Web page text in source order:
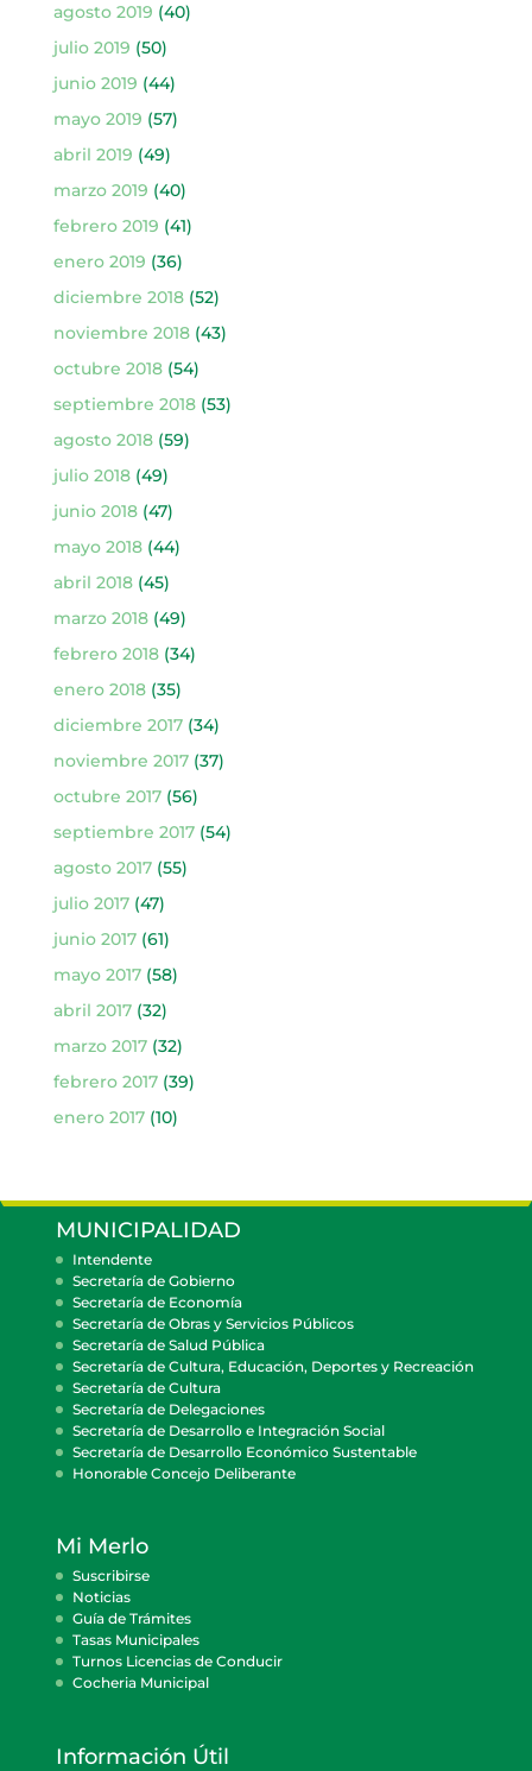
agosto 2019 (40)
julio 2019 (50)
junio 2019 (44)
mayo 2019 (57)
abril 2019 (49)
marzo 2019 (40)
febrero 2019 (41)
enero 2019 (36)
diciembre 2018(52)
noviembre 2018(43)
octubre 2018(54)
septiembre 2018(53)
agosto 2018(59)
julio 2018(49)
junio 2018(47)
mayo 2018(44)
abril 2018(45)
marzo 2018(49)
febrero 2018(34)
enero 2018(35)
diciembre 2017(34)
noviembre 2017(37)
octubre 2017(56)
septiembre 2017(54)
agosto 2017(55)
julio 2017(47)
junio 2017(61)
mayo 2017(58)
abril 2017(32)
marzo 2017(32)
febrero 2017(39)
enero 2017(10)
MUNICIPALIDAD
Intendente
Secretaría de Gobierno
Secretaría de Economía
Secretaría de Obras y Servicios Públicos
Secretaría de Salud Pública
Secretaría de Cultura, Educación, Deportes y Recreación
Secretaría de Cultura
Secretaría de Delegaciones
Secretaría de Desarrollo e Integración Social
Secretaría de Desarrollo Económico Sustentable
Honorable Concejo Deliberante
Mi Merlo
Suscribirse
Noticias
Guía de Trámites
Tasas Municipales
Turnos Licencias de Conducir
Cocheria Municipal
Información Útil